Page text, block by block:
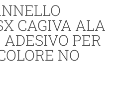
CAGIVA ALA
PER
NO